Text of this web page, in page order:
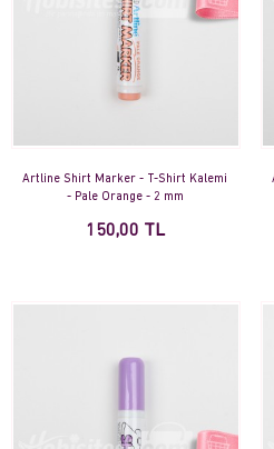
Artline Shirt Marker - T-Shirt Kalemi
- Pale Orange - 2 mm
150,00 TL